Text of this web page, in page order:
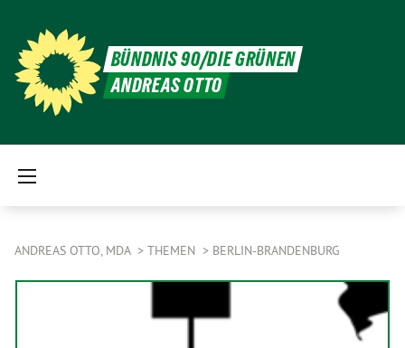
BÜNDNIS 90/DIE GRÜNEN
ANDREAS OTTO
ANDREAS OTTO, MDA THEMEN BERLIN-BRANDENBURG